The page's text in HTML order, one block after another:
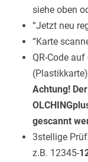
siehe oben
“Jetzt neu
“Karte
QR-Code auf
Achtung!
gescannt
3stellige
z.B. 12345-